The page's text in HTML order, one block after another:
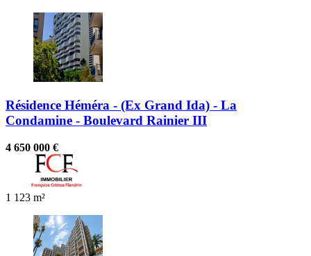
Résidence Héméra - (Ex Grand Ida) - La
Condamine - Boulevard Rainier III
4 650 000 €
1 123 m²